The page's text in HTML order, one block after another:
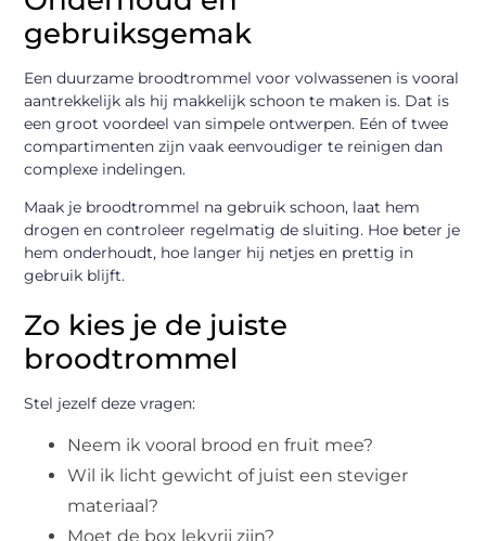
gebruiksgemak
Een duurzame broodtrommel voor volwassenen is vooral
aantrekkelijk als hij makkelijk schoon te maken is. Dat is
een groot voordeel van simpele ontwerpen. Eén of twee
compartimenten zijn vaak eenvoudiger te reinigen dan
complexe indelingen.
Maak je broodtrommel na gebruik schoon, laat hem
drogen en controleer regelmatig de sluiting. Hoe beter je
hem onderhoudt, hoe langer hij netjes en prettig in
gebruik blijft.
Zo kies je de juiste
broodtrommel
Stel jezelf deze vragen:
Neem ik vooral brood en fruit mee?
Wil ik licht gewicht of juist een steviger
materiaal?
Moet de box lekvrij zijn?